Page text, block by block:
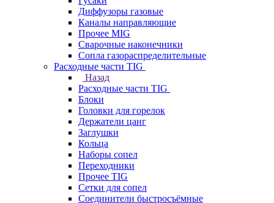
Диффузоры газовые
Каналы направляющие
Прочее MIG
Сварочные наконечники
Сопла газораспределительные
Расходные части TIG
Назад
Расходные части TIG
Блоки
Головки для горелок
Держатели цанг
Заглушки
Кольца
Наборы сопел
Переходники
Прочее TIG
Сетки для сопел
Соединители быстросъёмные